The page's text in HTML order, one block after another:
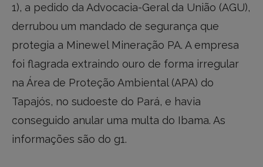
1), a pedido da Advocacia-Geral da União (AGU),
derrubou um mandado de segurança que
protegia a Minewel Mineração PA. A empresa
foi flagrada extraindo ouro de forma irregular
na Área de Proteção Ambiental (APA) do
Tapajós, no sudoeste do Pará, e havia
conseguido anular uma multa do Ibama. As
informações são do g1.